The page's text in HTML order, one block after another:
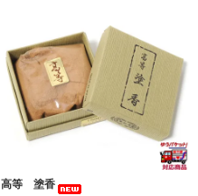
高等 塗香